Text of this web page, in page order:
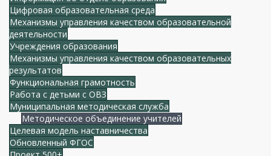
Цифровая образовательная среда
Механизмы управления качеством образовательной
деятельности
Учреждения образования
Механизмы управления качеством образовательных
результатов
Функциональная грамотность
Работа с детьми с ОВЗ
Муниципальная методическая служба
Методическое объединение учителей
Целевая модель наставничества
Обновленный ФГОС